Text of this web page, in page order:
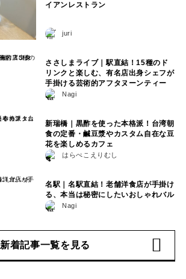
イアンレストラン
juri
ささしまライブ｜駅直結！15種のド
リンクと楽しむ、有名店出身シェフが
手掛ける芸術的アフタヌーンティー
Nagi
新瑞橋｜黒酢を使った本格派！台湾朝
食の定番・鹹豆漿やカスタム自在な豆
花を楽しめるカフェ
はらぺこえりむし
名駅｜名駅直結！老舗洋食店が手掛け
る、本当は秘密にしたいおしゃれバル
Nagi
新着記事一覧を見る